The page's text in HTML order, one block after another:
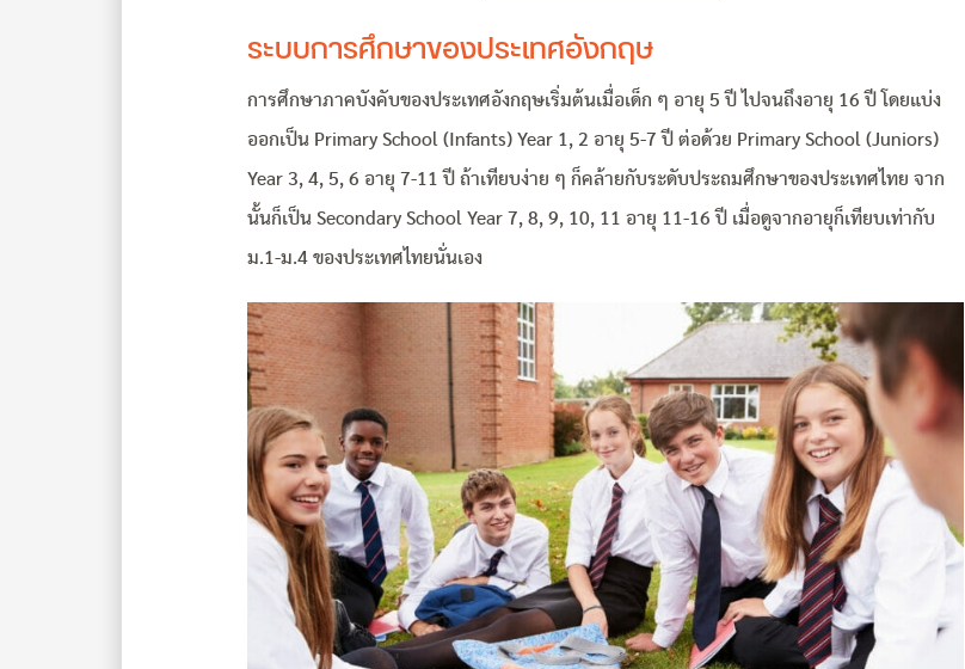
ระบบการศึกษาของประเทศอังกฤษ
การศึกษาภาคบังคับของประเทศอังกฤษเริ่มต้นเมื่อเด็ก ๆ อายุ 5 ปี ไปจนถึงอายุ 16 ปี โดยแบ่ง
ออกเป็น Primary School (Infants) Year 1, 2 อายุ 5-7 ปี ต่อด้วย Primary School (Juniors)
Year 3, 4, 5, 6 อายุ 7-11 ปี ถ้าเทียบง่าย ๆ ก็คล้ายกับระดับประถมศึกษาของประเทศไทย จาก
นั้นก็เป็น Secondary School Year 7, 8, 9, 10, 11 อายุ 11-16 ปี เมื่อดูจากอายุก็เทียบเท่ากับ
ม.1-ม.4 ของประเทศไทยนั่นเอง